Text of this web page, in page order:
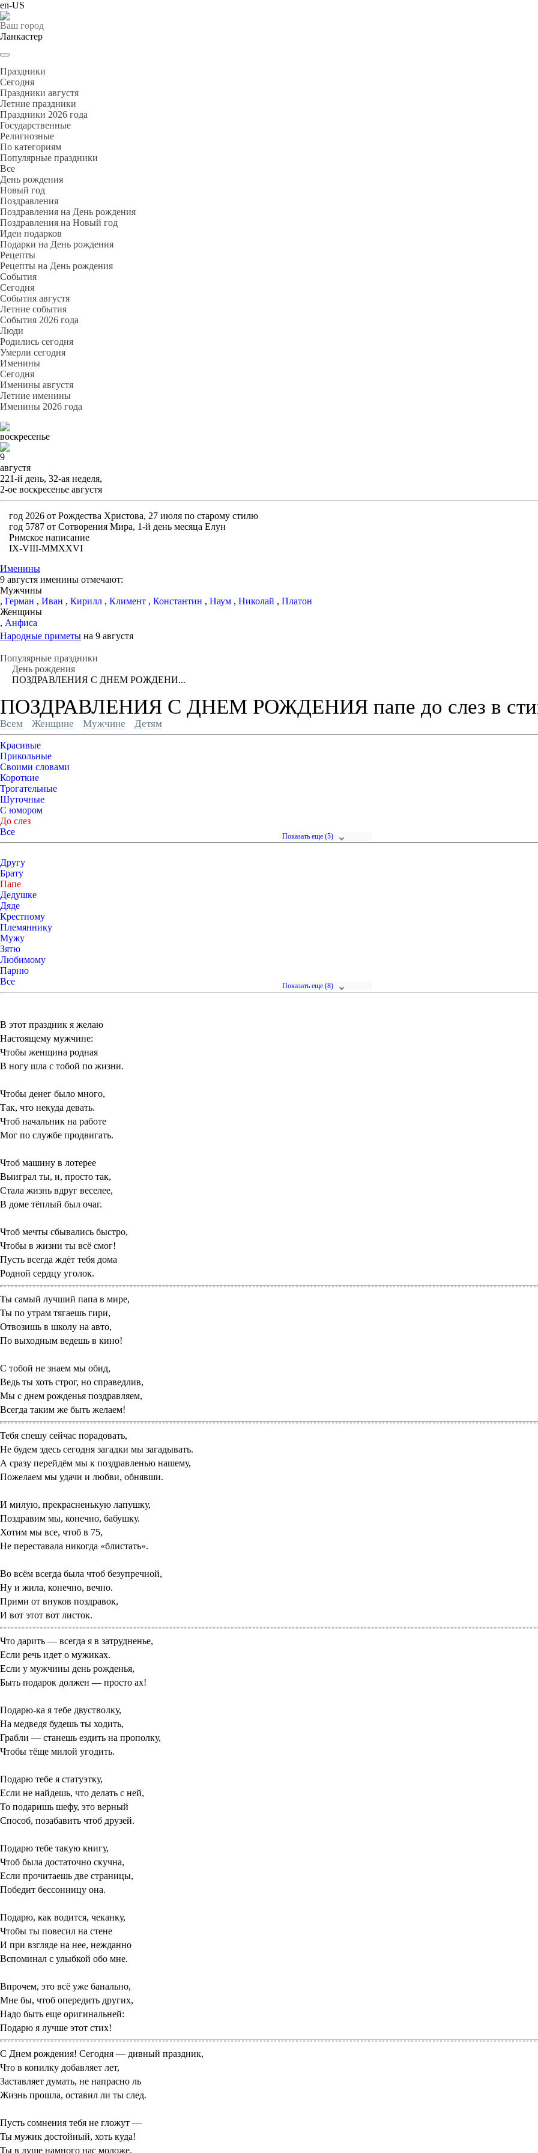
en-US
Ваш город
Ланкастер
Праздники
Cегодня
Праздники августя
Летние праздники
Праздники 2026 года
Государственные
Религиозные
По категориям
Популярные праздники
Все
День рождения
Новый год
Поздравления
Поздравления на День рождения
Поздравления на Новый год
Идеи подарков
Подарки на День рождения
Рецепты
Рецепты на День рождения
События
Cегодня
События августя
Летние события
События 2026 года
Люди
Родились сегодня
Умерли сегодня
Именины
Cегодня
Именины августя
Летние именины
Именины 2026 года
воскресенье
9
августя
221-й день, 32-ая неделя,
2-ое воскресенье августя
год 2026 от Рождества Христова, 27 июля по старому стилю
год 5787 от Сотворения Мира, 1-й день месяца Елун
Римское написание
IX-VIII-MMXXVI
Именины
9 августя именины отмечают:
Мужчины
, Герман , Иван , Кирилл , Климент , Константин , Наум , Николай , Платон
Женщины
, Анфиса
Народные приметы на 9 августя
Популярные праздники
День рождения
ПОЗДРАВЛЕНИЯ С ДНЕМ РОЖДЕНИ...
ПОЗДРАВЛЕНИЯ С ДНЕМ РОЖДЕНИЯ папе до слез в
Всем Женщине Мужчине Детям
Красивые
Прикольные
Своими словами
Короткие
Трогательные
Шуточные
С юмором
До слез
Все
Показать еще (5)
Другу
Брату
Папе
Дедушке
Дяде
Крестному
Племяннику
Мужу
Зятю
Любимому
Парню
Все
Показать еще (8)
В этот праздник я желаю
Настоящему мужчине:
Чтобы женщина родная
В ногу шла с тобой по жизни.
Чтобы денег было много,
Так, что некуда девать.
Чтоб начальник на работе
Мог по службе продвигать.
Чтоб машину в лотерее
Выиграл ты, и, просто так,
Стала жизнь вдруг веселее,
В доме тёплый был очаг.
Чтоб мечты сбывались быстро,
Чтобы в жизни ты всё смог!
Пусть всегда ждёт тебя дома
Родной сердцу уголок.
Ты самый лучший папа в мире,
Ты по утрам тягаешь гири,
Отвозишь в школу на авто,
По выходным ведешь в кино!
С тобой не знаем мы обид,
Ведь ты хоть строг, но справедлив,
Мы с днем рожденья поздравляем,
Всегда таким же быть желаем!
Тебя спешу сейчас порадовать,
Не будем здесь сегодня загадки мы загадывать.
А сразу перейдём мы к поздравленью нашему,
Пожелаем мы удачи и любви, обнявши.
И милую, прекрасненькую лапушку,
Поздравим мы, конечно, бабушку.
Хотим мы все, чтоб в 75,
Не переставала никогда «блистать».
Во всём всегда была чтоб безупречной,
Ну и жила, конечно, вечно.
Прими от внуков поздравок,
И вот этот вот листок.
Что дарить — всегда я в затрудненье,
Если речь идет о мужиках.
Если у мужчины день рожденья,
Быть подарок должен — просто ах!
Подарю-ка я тебе двустволку,
На медведя будешь ты ходить,
Грабли — станешь ездить на прополку,
Чтобы тёще милой угодить.
Подарю тебе я статуэтку,
Если не найдешь, что делать с ней,
То подаришь шефу, это верный
Способ, позабавить чтоб друзей.
Подарю тебе такую книгу,
Чтоб была достаточно скучна,
Если прочитаешь две страницы,
Победит бессонницу она.
Подарю, как водится, чеканку,
Чтобы ты повесил на стене
И при взгляде на нее, нежданно
Вспоминал с улыбкой обо мне.
Впрочем, это всё уже банально,
Мне бы, чтоб опередить других,
Надо быть еще оригинальней:
Подарю я лучше этот стих!
С Днем рождения! Сегодня — дивный праздник,
Что в копилку добавляет лет,
Заставляет думать, не напрасно ль
Жизнь прошла, оставил ли ты след.
Пусть сомнения тебя не гложут —
Ты мужик достойный, хоть куда!
Ты в душе намного нас моложе,